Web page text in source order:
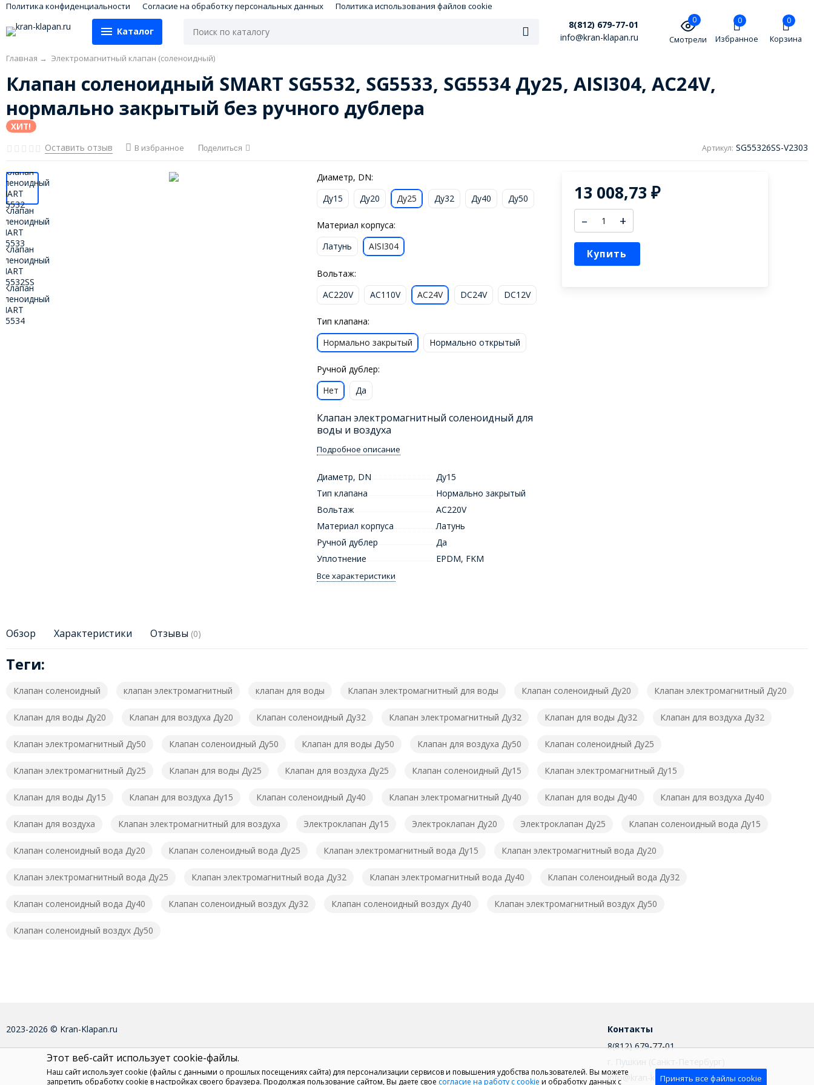
Политика конфиденциальности Согласие на обработку персональных данных Политика использования файлов cookie
Каталог
8(812) 679-77-01
info@kran-klapan.ru
0
Смотрели
0
Избранное
0
Корзина
Главная → Электромагнитный клапан (соленоидный)
Клапан соленоидный SMART SG5532, SG5533, SG5534 Ду25, AISI304, AC24V,
нормально закрытый без ручного дублера
ХИТ!
Оставить отзыв В избранное Поделиться Артикул: SG55326SS-V2303
Диаметр, DN:
Ду15
Ду20 Ду25 Ду32 Ду40 Ду50
Материал корпуса:
Латунь
AISI304
Вольтаж:
AC220V
AC110V AC24V DC24V DC12V
Тип клапана:
Нормально закрытый
Нормально открытый
Ручной дублер:
Нет
Да
Клапан электромагнитный соленоидный для
воды и воздуха
Подробное описание
Диаметр, DN
Ду15
Тип клапана
Нормально закрытый
Вольтаж
AC220V
Материал корпуса
Латунь
Ручной дублер
Да
Уплотнение
EPDM, FKM
Все характеристики
13 008,73 ₽
– +
Купить
Обзор Характеристики Отзывы (0)
Теги:
Клапан соленоидный клапан электромагнитный клапан для воды Клапан электромагнитный для воды Клапан соленоидный Ду20 Клапан электромагнитный Ду20
Клапан для воды Ду20 Клапан для воздуха Ду20 Клапан соленоидный Ду32 Клапан электромагнитный Ду32 Клапан для воды Ду32 Клапан для воздуха Ду32
Клапан электромагнитный Ду50 Клапан соленоидный Ду50 Клапан для воды Ду50 Клапан для воздуха Ду50 Клапан соленоидный Ду25
Клапан электромагнитный Ду25 Клапан для воды Ду25 Клапан для воздуха Ду25 Клапан соленоидный Ду15 Клапан электромагнитный Ду15
Клапан для воды Ду15 Клапан для воздуха Ду15 Клапан соленоидный Ду40 Клапан электромагнитный Ду40 Клапан для воды Ду40 Клапан для воздуха Ду40
Клапан для воздуха Клапан электромагнитный для воздуха Электроклапан Ду15 Электроклапан Ду20 Электроклапан Ду25 Клапан соленоидный вода Ду15
Клапан соленоидный вода Ду20 Клапан соленоидный вода Ду25 Клапан электромагнитный вода Ду15 Клапан электромагнитный вода Ду20
Клапан электромагнитный вода Ду25 Клапан электромагнитный вода Ду32 Клапан электромагнитный вода Ду40 Клапан соленоидный вода Ду32
Клапан соленоидный вода Ду40 Клапан соленоидный воздух Ду32 Клапан соленоидный воздух Ду40 Клапан электромагнитный воздух Ду50
Клапан соленоидный воздух Ду50
2023-2026 © Kran-Klapan.ru
Этот веб-сайт использует cookie-файлы.
Наш сайт использует cookie (файлы с данными о прошлых посещениях сайта) для персонализации сервисов и повышения удобства пользователей. Вы можете
запретить обработку cookie в настройках своего браузера. Продолжая пользование сайтом, Вы даете свое согласие на работу с cookie и обработку данных с Принять все файлы cookie
Контакты
8(812) 679-77-01
г. Пушкин (Санкт-Петербург)
info@kran-klapan.ru